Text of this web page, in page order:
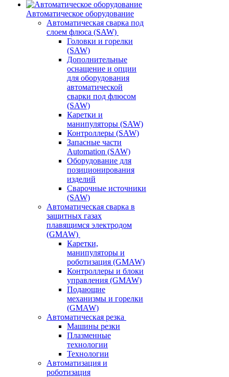
Автоматическое оборудование
Автоматическая сварка под
слоем флюса (SAW)
Головки и горелки
(SAW)
Дополнительные
оснащение и опции
для оборудования
автоматической
сварки под флюсом
(SAW)
Каретки и
манипуляторы (SAW)
Контроллеры (SAW)
Запасные части
Automation (SAW)
Оборудование для
позиционирования
изделий
Сварочные источники
(SAW)
Автоматическая сварка в
защитных газах
плавящимся электродом
(GMAW)
Каретки,
манипуляторы и
роботизация (GMAW)
Контроллеры и блоки
управления (GMAW)
Подающие
механизмы и горелки
(GMAW)
Автоматическая резка
Машины резки
Плазменные
технологии
Технологии
Автоматизация и
роботизация